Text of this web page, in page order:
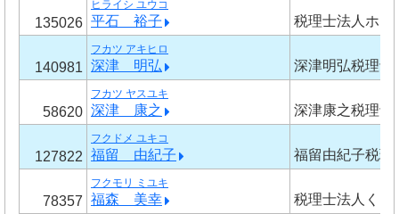
135026
ヒライシ ユウコ
平石 裕子 税理士法人ホラ
140981
フカツ アキヒロ
深津 明弘 深津明弘税理士
58620
フカツ ヤスユキ
深津 康之 深津康之税理士
127822
フクドメ ユキコ
福留 由紀子 福留由紀子税理
78357
フクモリ ミユキ
福森 美幸 税理士法人くら